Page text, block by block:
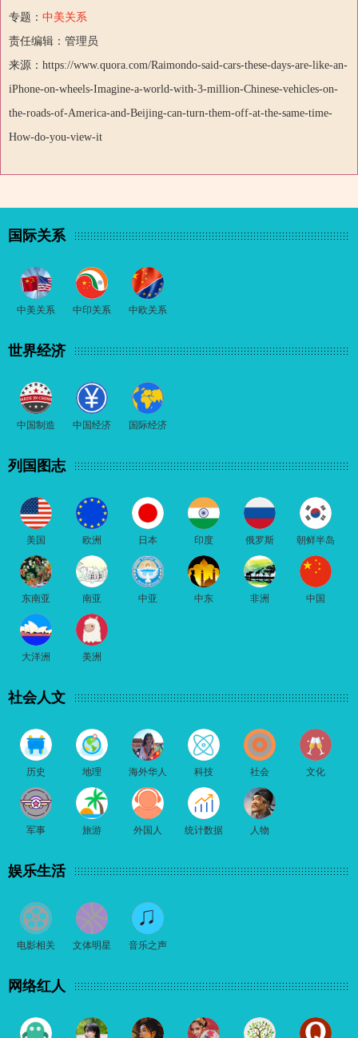
专题： 中美关系
责任编辑：管理员
来源：https://www.quora.com/Raimondo-said-cars-these-days-are-like-an-
iPhone-on-wheels-Imagine-a-world-with-3-million-Chinese-vehicles-on-
the-roads-of-America-and-Beijing-can-turn-them-off-at-the-same-time-
How-do-you-view-it
国际关系
中美关系 中印关系 中欧关系
世界经济
中国制造 中国经济 国际经济
列国图志
美国 欧洲 日本 印度 俄罗斯 朝鲜半岛
东南亚 南亚 中亚 中东 非洲 中国
大洋洲 美洲
社会人文
历史 地理 海外华人 科技 社会 文化
军事 旅游 外国人 统计数据 人物
娱乐生活
电影相关 文体明星 音乐之声
网络红人